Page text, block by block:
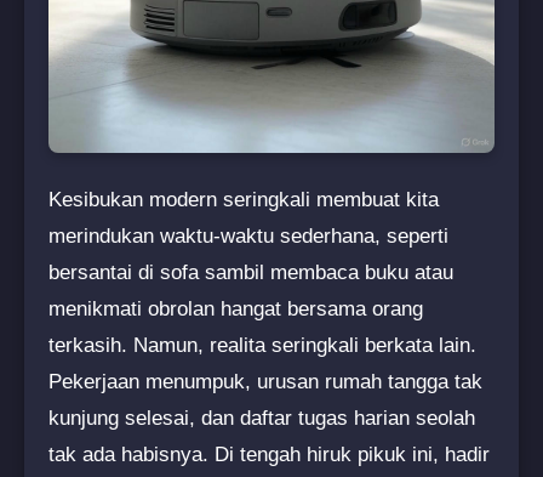
Kesibukan modern seringkali membuat kita
merindukan waktu-waktu sederhana, seperti
bersantai di sofa sambil membaca buku atau
menikmati obrolan hangat bersama orang
terkasih. Namun, realita seringkali berkata lain.
Pekerjaan menumpuk, urusan rumah tangga tak
kunjung selesai, dan daftar tugas harian seolah
tak ada habisnya. Di tengah hiruk pikuk ini, hadir